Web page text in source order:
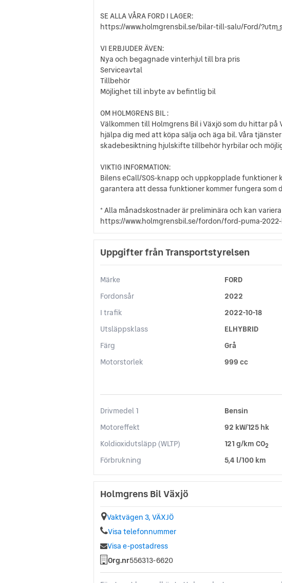
SE ALLA VÅRA FORD I LAGER:
https://www.holmgrensbil.se/bilar-till-salu/Ford/
VI ERBJUDER ÄVEN:
Nya och begagnade vinterhjul till bra pris
Serviceavtal
Tillbehör
Möjlighet till inbyte av befintlig bil
OM HOLMGRENS BIL :
Välkommen till Holmgrens Bil i Växjö som du hittar
hjälpa dig med att köpa sälja och äga bil. Våra
skadebesiktning hjulskifte tillbehör hyrbilar och
VIKTIG INFORMATION:
Bilens eCall/SOS-knapp och uppkopplade funktioner
garantera att dessa funktioner kommer fungera som
* Alla månadskostnader är preliminära och kan
https://www.holmgrensbil.se/fordon/ford-puma-
Uppgifter från Transportstyrelsen
Märke
FORD
Fordonsår
2022
I trafik
2022-10-18
Utsläppsklass
ELHYBRID
Färg
Grå
Motorstorlek
999 cc
Drivmedel 1
Bensin
Motoreffekt
92 kW/125 hk
Koldioxidutsläpp (WLTP)
121 g/km CO2
Förbrukning 5,4 l/100 km
Holmgrens Bil Växjö
Vaktvägen 3, VÄXJÖ
Visa telefonnummer
Visa e-postadress
Org.nr556313-6620